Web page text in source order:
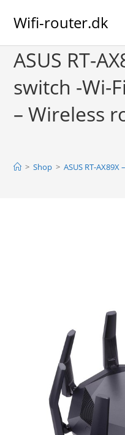
Wifi-router.dk
ASUS RT-
switch -Wi-
– Wireless
> Shop > ASUS RT-